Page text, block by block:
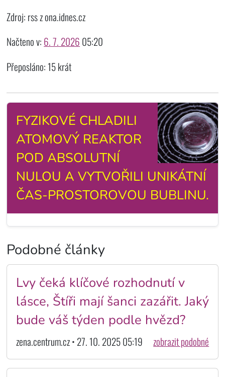
Zdroj: rss z ona.idnes.cz
Načteno v: 6. 7. 2026 05:20
Přeposláno: 15 krát
FYZIKOVÉ CHLADILI
ATOMOVÝ REAKTOR
POD ABSOLUTNÍ
NULOU A VYTVOŘILI UNIKÁTNÍ
ČAS-PROSTOROVOU BUBLINU.
Podobné články
Lvy čeká klíčové rozhodnutí v
lásce, Štíři mají šanci zazářit. Jaký
bude váš týden podle hvězd?
zena.centrum.cz • 27. 10. 2025 05:19 zobrazit podobné